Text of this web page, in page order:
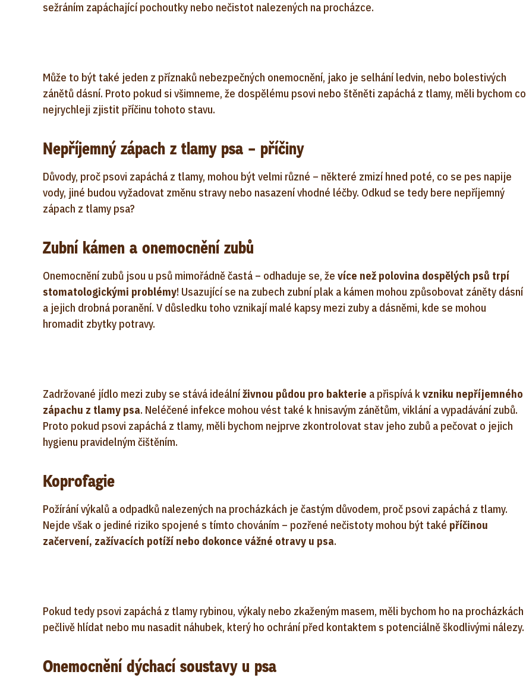
sežráním zapáchající pochoutky nebo nečistot nalezených na procházce.
Může to být také jeden z příznaků nebezpečných onemocnění, jako je selhání ledvin, nebo bolestivých
zánětů dásní. Proto pokud si všimneme, že dospělému psovi nebo štěněti zapáchá z tlamy, měli bychom co
nejrychleji zjistit příčinu tohoto stavu.
Nepříjemný zápach z tlamy psa – příčiny
Důvody, proč psovi zapáchá z tlamy, mohou být velmi různé – některé zmizí hned poté, co se pes napije
vody, jiné budou vyžadovat změnu stravy nebo nasazení vhodné léčby. Odkud se tedy bere nepříjemný
zápach z tlamy psa?
Zubní kámen a onemocnění zubů
Onemocnění zubů jsou u psů mimořádně častá – odhaduje se, že více než polovina dospělých psů trpí
stomatologickými problémy! Usazující se na zubech zubní plak a kámen mohou způsobovat záněty dásní
a jejich drobná poranění. V důsledku toho vznikají malé kapsy mezi zuby a dásněmi, kde se mohou
hromadit zbytky potravy.
Zadržované jídlo mezi zuby se stává ideálníživnou půdou pro bakterie a přispívá kvzniku nepříjemného
zápachu z tlamy psa. Neléčené infekce mohou vést také k hnisavým zánětům, viklání a vypadávání zubů.
Proto pokud psovi zapáchá z tlamy, měli bychom nejprve zkontrolovat stav jeho zubů a pečovat o jejich
hygienu pravidelným čištěním.
Koprofagie
Požírání výkalů a odpadků nalezených na procházkách je častým důvodem, proč psovi zapáchá z tlamy.
Nejde však o jediné riziko spojené s tímto chováním – pozřené nečistoty mohou být také příčinou
začervení, zažívacích potíží nebo dokonce vážné otravy u psa.
Pokud tedy psovi zapáchá z tlamy rybinou, výkaly nebo zkaženým masem, měli bychom ho na procházkách
pečlivě hlídat nebo mu nasadit náhubek, který ho ochrání před kontaktem s potenciálně škodlivými nálezy.
Onemocnění dýchací soustavy u psa